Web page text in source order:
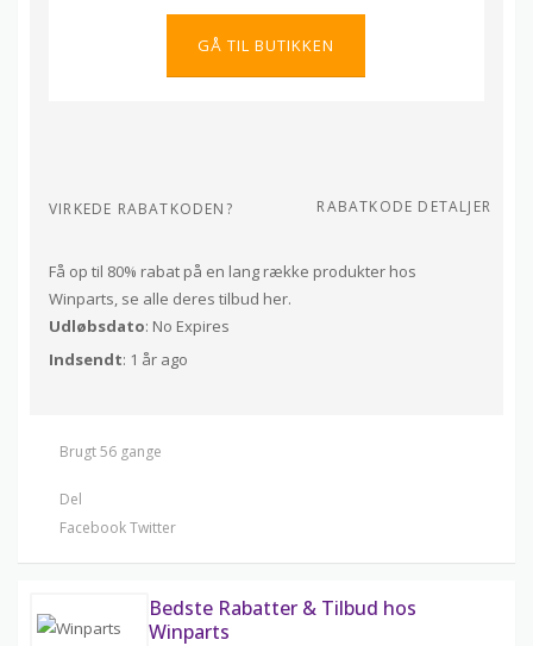
GÅ TIL BUTIKKEN
VIRKEDE RABATKODEN? RABATKODE DETALJER
Få op til 80% rabat på en lang række produkter hos
Winparts, se alle deres tilbud her.
Udløbsdato: No Expires
Indsendt: 1 år ago
Brugt 56 gange
Del
FacebookTwitter
Bedste Rabatter & Tilbud hos
Winparts